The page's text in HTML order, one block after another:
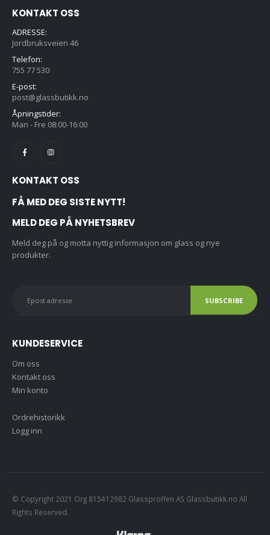
KONTAKT OSS
ADRESSE:
Jordbruksveien 46
Telefon:
755 77 530
E-post:
post@glassbutikk.no
Åpningstider:
Man - Fre 08:00-16:00
KONTAKT OSS
FÅ MED DEG SISTE NYTT!
MELD DEG PÅ NYHETSBREV
Meld deg på og motta nyttig informasjon om glass og nye
produkter.
KUNDESERVICE
Om oss
Kontakt oss
Min konto
Ordrehistorikk
Logg inn
© Copyright 2021 Org 815412982 Glassproffen AS Glassbutikk.no All
Rights Reserved.